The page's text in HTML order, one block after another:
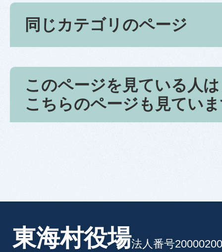
同じカテゴリのページ
このページを見ている人は
こちらのページも見てい
東海村役場法人番号